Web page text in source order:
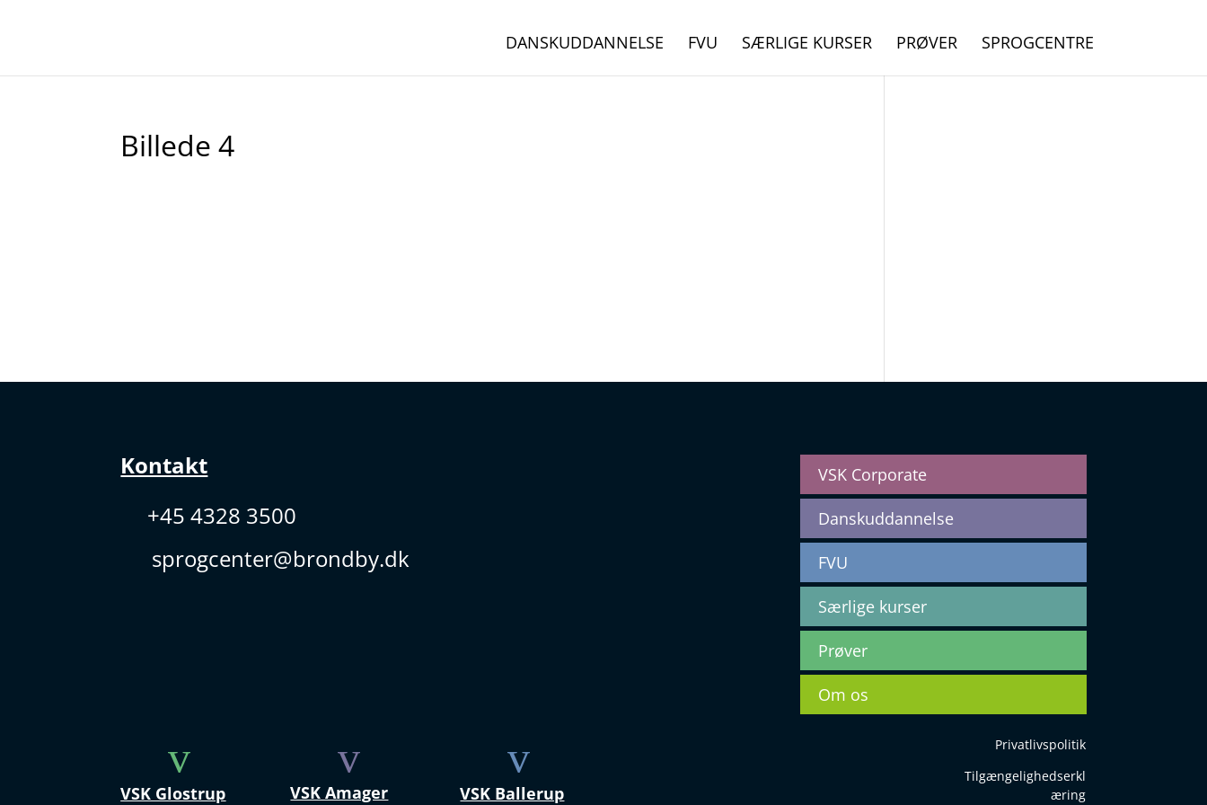
DANSKUDDANNELSE FVU SÆRLIGE KURSER PRØVER SPROGCENTRE
Billede 4
Kontakt
+45 4328 3500
sprogcenter@brondby.dk
VSK Corporate
Danskuddannelse
FVU
Særlige kurser
Prøver
Om os
v
VSK Glostrup
v
VSK Amager
v
VSK Ballerup
Privatlivspolitik
Tilgængelighedserkl
æring